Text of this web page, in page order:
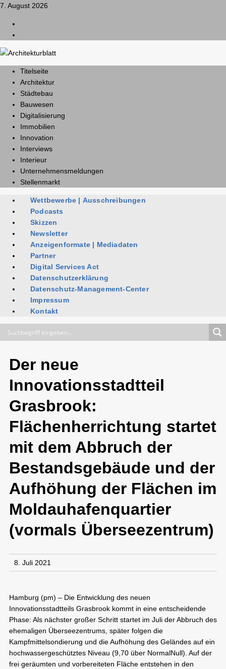
7. August 2026
Titelseite
Architektur
Städtebau
Bauwesen
Digitalisierung
Immobilien
Innovation
Interviews
Interieur
Unternehmensmeldungen
Stellenmarkt
Wettbewerbe | Ausschreibungen
Podcasts
Skizzen
Newsletter
Anzeigenformate | Mediadaten
Partner
Digital Services Act
Datenschutzerklärung
Datenschutz-Management-Center
Impressum
Kontakt
Der neue
Innovationsstadtteil
Grasbrook:
Flächenherrichtung startet
mit dem Abbruch der
Bestandsgebäude und der
Aufhöhung der Flächen im
Moldauhafenquartier
(vormals Überseezentrum)
8. Juli 2021
Hamburg (pm) – Die Entwicklung des neuen
Innovationsstadtteils Grasbrook kommt in eine entscheidende
Phase: Als nächster großer Schritt startet im Juli der Abbruch des
ehemaligen Überseezentrums, später folgen die
Kampfmittelsondierung und die Aufhöhung des Geländes auf ein
hochwassergeschütztes Niveau (9,70 über NormalNull). Auf der
frei geräumten und vorbereiteten Fläche entstehen in den